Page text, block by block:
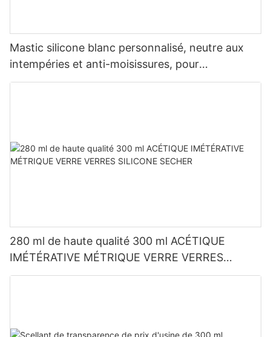
Mastic silicone blanc personnalisé, neutre aux
intempéries et anti-moisissures, pour
applications de cuisine et de salle de bain
280 ml de haute qualité 300 ml ACÉTIQUE
IMÉTÉRATIVE MÉTRIQUE VERRE VERRES
SILICONE SECHER